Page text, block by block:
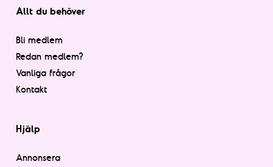
Allt du behöver
Bli medlem
Redan medlem?
Vanliga frågor
Kontakt
Hjälp
Annonsera